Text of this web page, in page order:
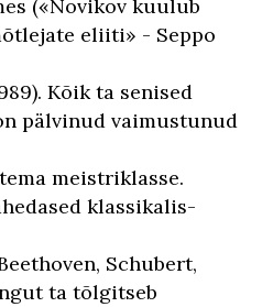
(«Novikov kuulub
eliiti» - Seppo
Kõik ta senised
pälvinud vaimustunud
meistriklasse.
klassikalis-
Schubert,
ta tõlgitseb